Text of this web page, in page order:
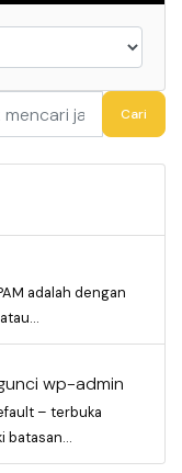
Cari
adalah dengan
wp-admin
– terbuka
batasan...